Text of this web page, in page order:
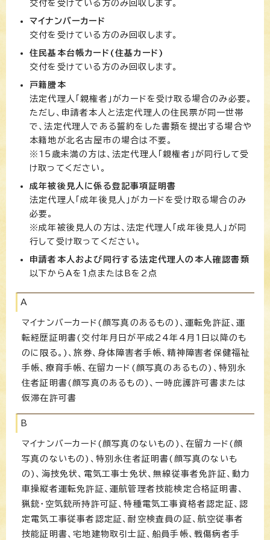
交付を受けている方のみ回収します。
マイナンバーカード
交付を受けている方のみ回収します。
住民基本台帳カード(住基カード)
交付を受けている方のみ回収します。
戸籍謄本
法定代理人「親権者」がカードを受け取る場合のみ必要。
ただし、申請者本人と法定代理人の住民票が同一世帯
で、法定代理人である誓約をした書類を提出する場合や
本籍地が北名古屋市の場合は不要。
※15歳未満の方は、法定代理人「親権者」が同行して受
け取ってください。
成年被後見人に係る登記事項証明書
法定代理人「成年後見人」がカードを受け取る場合のみ
必要。
※成年被後見人の方は、法定代理人「成年後見人」が同
行して受け取ってください。
申請者本人および同行する法定代理人の本人確認書類
以下からAを1点またはBを2点
A
マイナンバーカード(顔写真のあるもの)、運転免許証、運
転経歴証明書(交付年月日が平成24年4月1日以降のも
のに限る。)、旅券、身体障害者手帳、精神障害者保健福祉
手帳、療育手帳、在留カード(顔写真のあるもの)、特別永
住者証明書(顔写真のあるもの)、一時庇護許可書または
仮滞在許可書
B
マイナンバーカード(顔写真のないもの)、在留カード(顔
写真のないもの)、特別永住者証明書(顔写真のないも
の)、海技免状、電気工事士免状、無線従事者免許証、動力
車操縦者運転免許証、運航管理者技能検定合格証明書、
猟銃・空気銃所持許可証、特種電気工事資格者認定証、認
定電気工事従事者認定証、耐空検査員の証、航空従事者
技能証明書、宅地建物取引士証、船員手帳、戦傷病者手